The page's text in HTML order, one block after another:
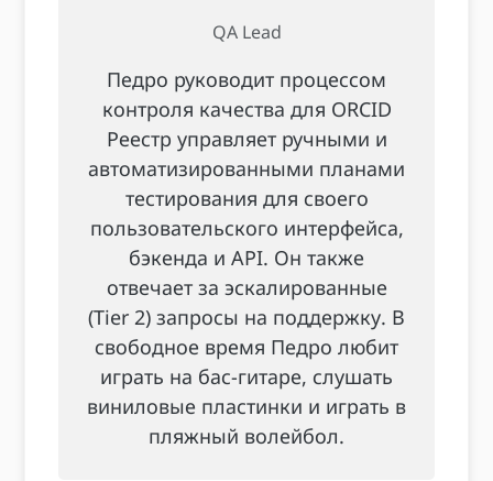
QA Lead
Педро руководит процессом
контроля качества для ORCID
Реестр управляет ручными и
автоматизированными планами
тестирования для своего
пользовательского интерфейса,
бэкенда и API. Он также
отвечает за эскалированные
(Tier 2) запросы на поддержку. В
свободное время Педро любит
играть на бас-гитаре, слушать
виниловые пластинки и играть в
пляжный волейбол.